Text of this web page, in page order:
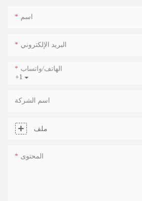
اسم
البريد الإلكتروني
+1
الهاتف/واتساب
اسم الشركة
ملف
المحتوى